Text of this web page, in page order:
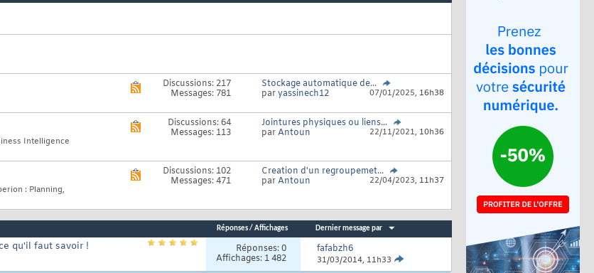
RSS
Discussions: 217
Messages: 781
Stockage automatique de...
paryassinech12 07/01/2025, 16h38
Intelligence
de
Discussions: 64
Messages: 113
Jointures physiques ou liens...
parAntoun 22/11/2021, 10h36
: Planning,
de
ce
Discussions: 102
Messages: 471
Creation d'un regroupemet...
parAntoun 22/04/2023, 11h37
Réponses/ Affichages Dernier message par
qu'il faut savoir ! Réponses:0
Affichages: 1 482
fafabzh6
31/03/2014, 11h33